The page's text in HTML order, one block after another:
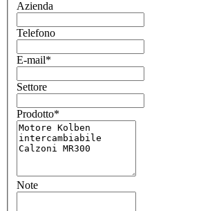
Azienda
Telefono
E-mail*
Settore
Prodotto*
Note